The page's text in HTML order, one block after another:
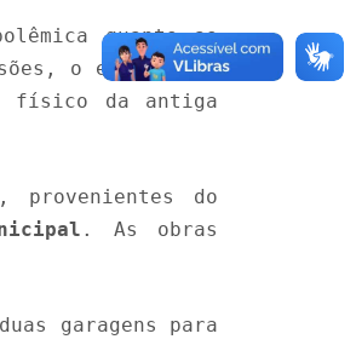
quanto ao
o espaço foi
físico da antiga
provenientes do
. As obras
garagens para